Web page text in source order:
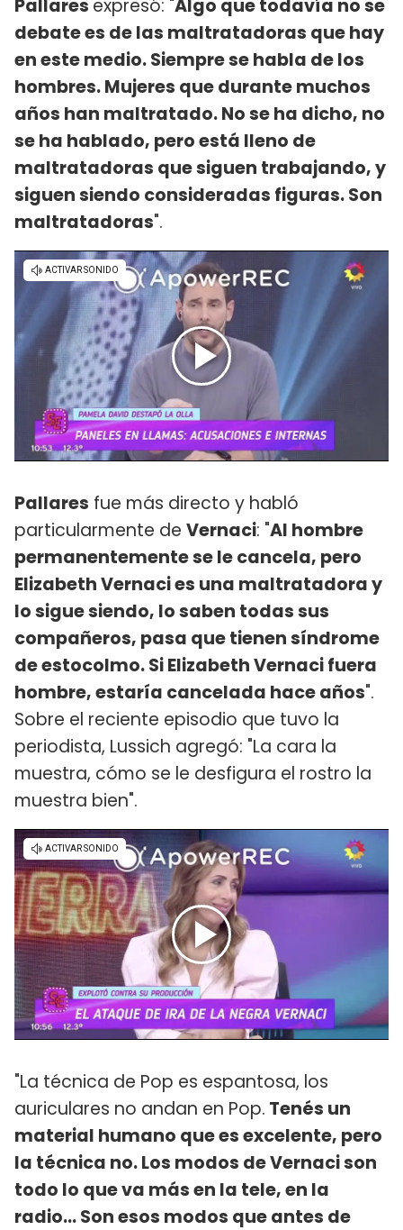
Pallares expresó: "Algo que todavía no se
debate es de las maltratadoras que hay
en este medio. Siempre se habla de los
hombres. Mujeres que durante muchos
años han maltratado. No se ha dicho, no
se ha hablado, pero está lleno de
maltratadoras que siguen trabajando, y
siguen siendo consideradas figuras. Son
maltratadoras".
Pallares fue más directo y habló
particularmente de Vernaci: "Al hombre
permanentemente se le cancela, pero
Elizabeth Vernaci es una maltratadora y
lo sigue siendo, lo saben todas sus
compañeros, pasa que tienen síndrome
de estocolmo. Si Elizabeth Vernaci fuera
hombre, estaría cancelada hace años".
Sobre el reciente episodio que tuvo la
periodista, Lussich agregó: "La cara la
muestra, cómo se le desfigura el rostro la
muestra bien".
"La técnica de Pop es espantosa, los
auriculares no andan en Pop. Tenés un
material humano que es excelente, pero
la técnica no. Los modos de Vernaci son
todo lo que va más en la tele, en la
radio... Son esos modos que antes de